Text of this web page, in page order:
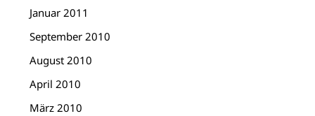
Januar 2011
September 2010
August 2010
April 2010
März 2010